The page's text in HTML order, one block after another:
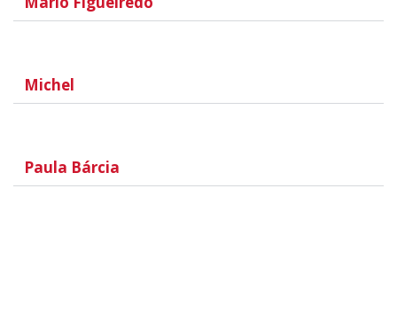
Michel
Paula Bárcia